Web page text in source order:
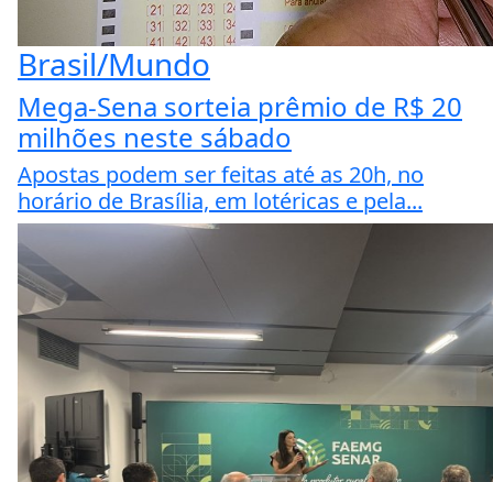
Brasil/Mundo
Mega-Sena sorteia prêmio de R$ 20
milhões neste sábado
Apostas podem ser feitas até as 20h, no
horário de Brasília, em lotéricas e pela...